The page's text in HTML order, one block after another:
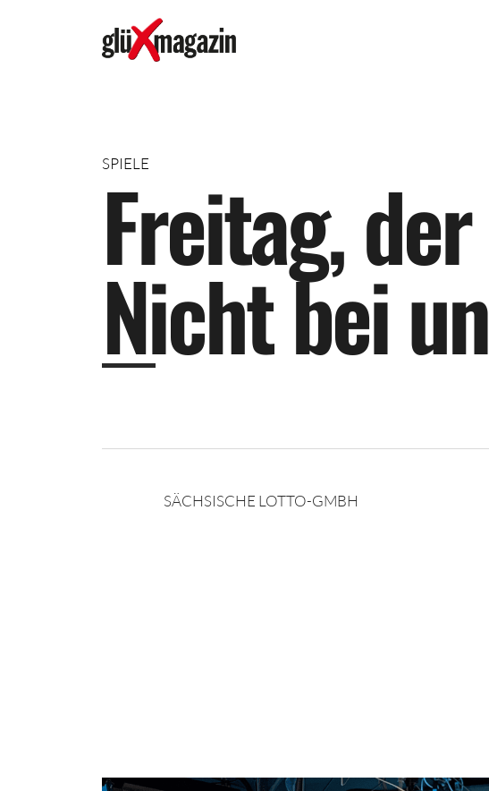
SPIELE
Freitag,der
Nichtbeiun
SÄCHSISCHE LOTTO-GMBH